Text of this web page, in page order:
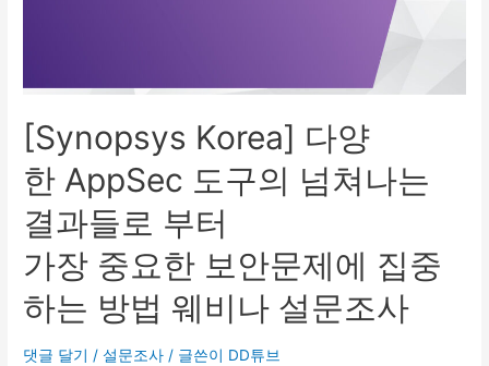
[Synopsys Korea] 다양
한 AppSec 도구의 넘쳐나는
결과들로 부터
가장 중요한 보안문제에 집중
하는 방법 웨비나 설문조사
댓글 달기 /설문조사 / 글쓴이 DD튜브